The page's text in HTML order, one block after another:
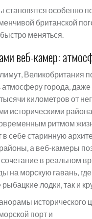
становятся особенно
британской
меняться.
веб-камер:
Великобритания
атмосферу города,
километров от
историческими
ритмом
в себе старинную
а веб-камеры
сочетание в реальном
на морскую гавань,
лодки, так и
исторического
порт и